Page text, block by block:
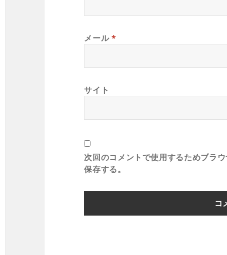
メール*
サイト
次回のコメントで使用するためブラ
保存する。